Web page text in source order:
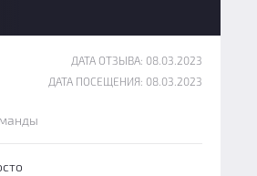
ДАТА ОТЗЫВА: 08.03.2023
ДАТА ПОСЕЩЕНИЯ: 08.03.2023